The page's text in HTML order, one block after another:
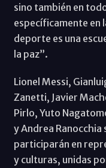
sino también en
específicamente en
deporte es una
la paz”.
Lionel Messi,
Zanetti, Javier
Pirlo, Yuto
y Andrea Ranocchia
participarán en
y culturas, unidas